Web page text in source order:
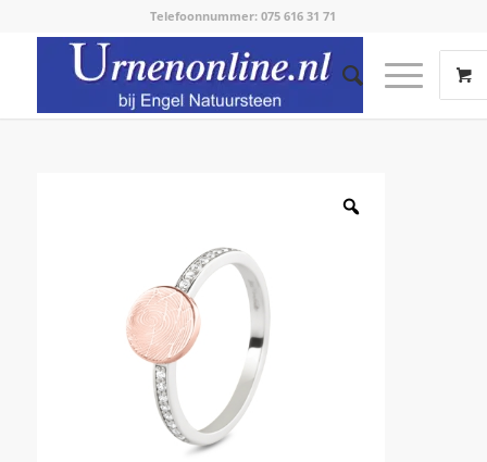
Telefoonnummer: 075 616 31 71